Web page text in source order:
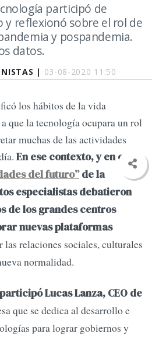
| 03-08-2020 11:50
participó de
y reflexionó sobre el rol de
y pospandemia.
datos.
los hábitos de la vida
que la tecnología ocupara un rol
muchas de las actividades
En ese contexto, y en el
del futuro”de la
especialistas debatieron
de los grandes centros
nuevas plataformas
relaciones sociales, culturales
normalidad.
Lucas Lanza, CEO de
que se dedica al desarrollo e
para lograr gobiernos y